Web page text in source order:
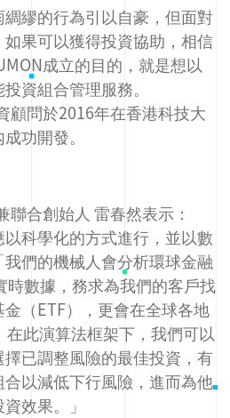
繆的行為引以自豪，但面對
果可以獲得投資協助，相信
成立的目的，就是想以
資組合管理服務。
顧問於2016年在香港科技大
功開發。
聯合創始人 雷春然表示：
科學化的方式進行，並以數
們的機械人會分析環球金融
時數據，務求為我們的客戶找
（ETF），更會在全球各地
此演算法框架下，我們可以
已調整風險的最佳投資，有
以減低下行風險，進而為他
效果。」